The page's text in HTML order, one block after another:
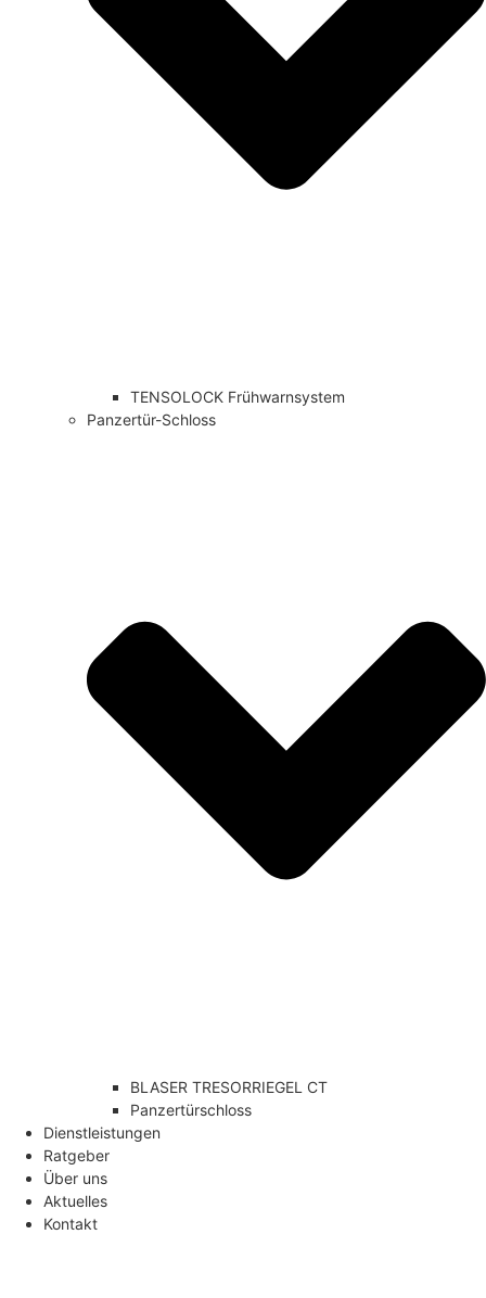
TENSOLOCK Frühwarnsystem
Panzertür-Schloss
BLASER TRESORRIEGEL CT
Panzertürschloss
Dienstleistungen
Ratgeber
Über uns
Aktuelles
Kontakt